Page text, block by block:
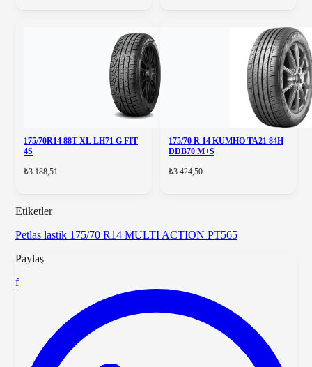
175/70R14 88T XL LH71 G FIT
4S
₺3.188,51
175/70 R 14 KUMHO TA21 84H
DDB70 M+S
₺3.424,50
Etiketler
Petlas lastik 175/70 R14 MULTI ACTION PT565
Paylaş
f